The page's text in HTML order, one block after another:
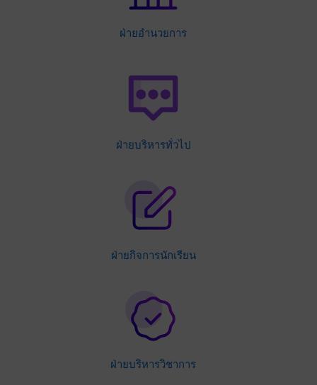
ฝ่ายอำนวยการ
ฝ่ายบริหารทั่วไป
ฝ่ายกิจการนักเรียน
ฝ่ายบริหารวิชาการ